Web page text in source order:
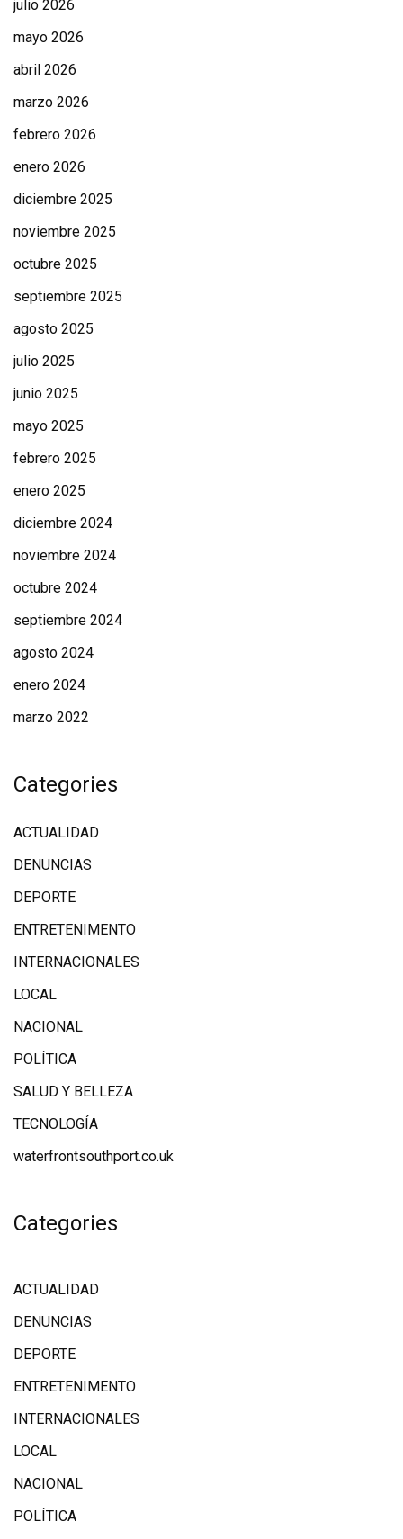
julio 2026
mayo 2026
abril 2026
marzo 2026
febrero 2026
enero 2026
diciembre 2025
noviembre 2025
octubre 2025
septiembre 2025
agosto 2025
julio 2025
junio 2025
mayo 2025
febrero 2025
enero 2025
diciembre 2024
noviembre 2024
octubre 2024
septiembre 2024
agosto 2024
enero 2024
marzo 2022
Categories
ACTUALIDAD
DENUNCIAS
DEPORTE
ENTRETENIMENTO
INTERNACIONALES
LOCAL
NACIONAL
POLÍTICA
SALUD Y BELLEZA
TECNOLOGÍA
waterfrontsouthport.co.uk
Categories
ACTUALIDAD
DENUNCIAS
DEPORTE
ENTRETENIMENTO
INTERNACIONALES
LOCAL
NACIONAL
POLÍTICA